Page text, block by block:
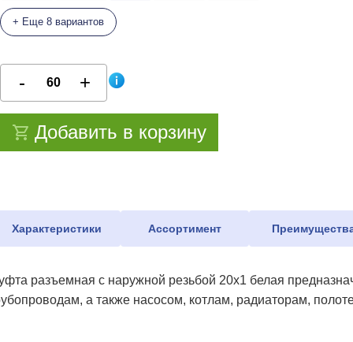
+ Еще 8 вариантов
Добавить в корзину
Характеристики Ассортимент
разъемная с наружной резьбой 20х1 белая
а также насосом, котлам, радиаторам,